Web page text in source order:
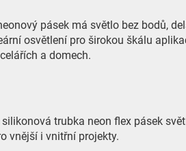
pásek má světlo bez bodů,
osvětlení pro širokou škálu
a domech.
trubka neon flex pásek
vnější i vnitřní projekty.